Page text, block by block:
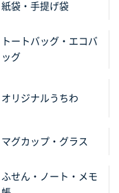
から
紙袋・手提げ袋
トートバッグ・エコバ
ッグ
オリジナルうちわ
マグカップ・グラス
ふせん・ノート・メモ